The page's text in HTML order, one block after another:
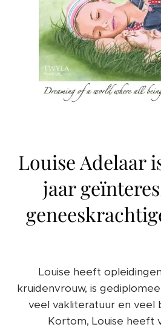
Louise Adelaar
jaar
Louise heeft
kruidenvrouw, is
veel vakliteratuur en veel
Kortom, Louise heeft